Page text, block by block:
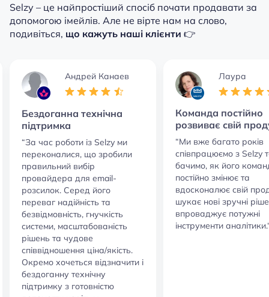
Selzy – це найпростіший спосіб почати продавати за
допомогою імейлів. Але не вірте нам на слово,
подивіться, що кажуть наші клієнти 👉
Андрей Канаев
Бездоганна технічна
підтримка
“За час роботи із Selzy ми
переконалися, що зробили
правильний вибір
провайдера для email-
розсилок. Серед його
переваг надійність та
безвідмовність, гнучкість
системи, масштабованість
рішень та чудове
співвідношення ціна/якість.
Окремо хочеться відзначити і
бездоганну технічну
підтримку з готовністю
Лаура
Команда постійно
розвиває свій
“Ми вже багато років
співпрацюємо з Selzy
бачимо, як його
постійно змінює та
вдосконалює свій
шукає нові зручні
впроваджує потужні
інструменти